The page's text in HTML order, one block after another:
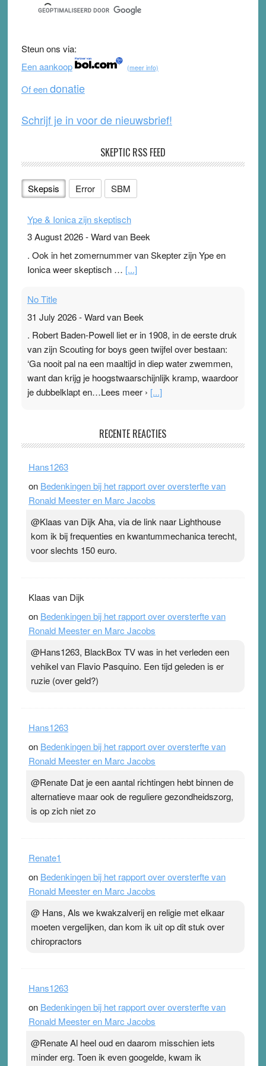
e
b
o
o
k
er T
b
e
d
Steun ons via:
Een aankoop
(meer info)
Of eendonatie
Schrijf je in voor de nieuwsbrief!
SKEPTIC RSS FEED
Skepsis Error SBM
Ype & Ionica zijn skeptisch
3 August 2026-Ward van Beek
. Ook in het zomernummer van Skepter zijn Ype en
Ionica weer skeptisch … [...]
No Title
31 July 2026-Ward van Beek
. Robert Baden-Powell liet er in 1908, in de eerste druk
van zijn Scouting for boys geen twijfel over bestaan:
‘Ga nooit pal na een maaltijd in diep water zwemmen,
want dan krijg je hoogstwaarschijnlijk kramp, waardoor
je dubbelklapt en…Lees meer › [...]
Ward van Beek
topsporters. Ze hopen ermee hun hartslag te verlagen
terwijl ze meer zuurstof opnemen. Daarop heeft zo’n
pleister geen effect. Maar het gevoel ‘makkelijker te
Pleisterplakkers in de topspsort ›[...]
RECENTE REACTIES
Hans1263
on Bedenkingen bij het rapport over oversterfte van
Ronald Meester en Marc Jacobs
@Klaas van Dijk Aha, via de link naar Lighthouse
kom ik bij frequenties en kwantummechanica terecht,
voor slechts 150 euro.
Klaas van Dijk
on Bedenkingen bij het rapport over oversterfte van
Ronald Meester en Marc Jacobs
@Hans1263, BlackBox TV was in het verleden een
vehikel van Flavio Pasquino. Een tijd geleden is er
ruzie (over geld?)
Hans1263
on Bedenkingen bij het rapport over oversterfte van
Ronald Meester en Marc Jacobs
@Renate Dat je een aantal richtingen hebt binnen de
alternatieve maar ook de reguliere gezondheidszorg,
is op zich niet zo
Renate1
on Bedenkingen bij het rapport over oversterfte van
Ronald Meester en Marc Jacobs
@ Hans, Als we kwakzalverij en religie met elkaar
moeten vergelijken, dan kom ik uit op dit stuk over
chiropractors
Hans1263
on Bedenkingen bij het rapport over oversterfte van
Ronald Meester en Marc Jacobs
@Renate Al heel oud en daarom misschien iets
minder erg. Toen ik even googelde, kwam ik